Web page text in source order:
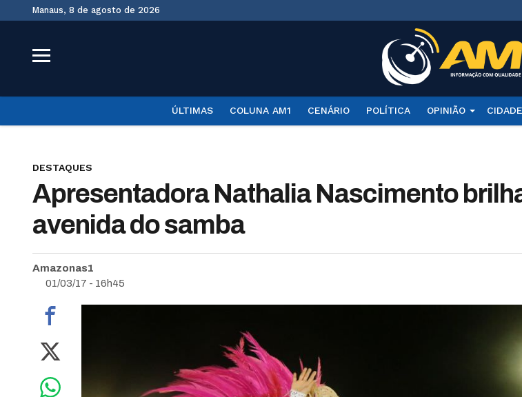
Manaus, 8 de agosto de 2026
ÚLTIMAS COLUNA AM1 CENÁRIO POLÍTICA OPINIÃO
DESTAQUES
Apresentadora Nathalia Nascimento
avenida do samba
Amazonas1
01/03/17 - 16h45